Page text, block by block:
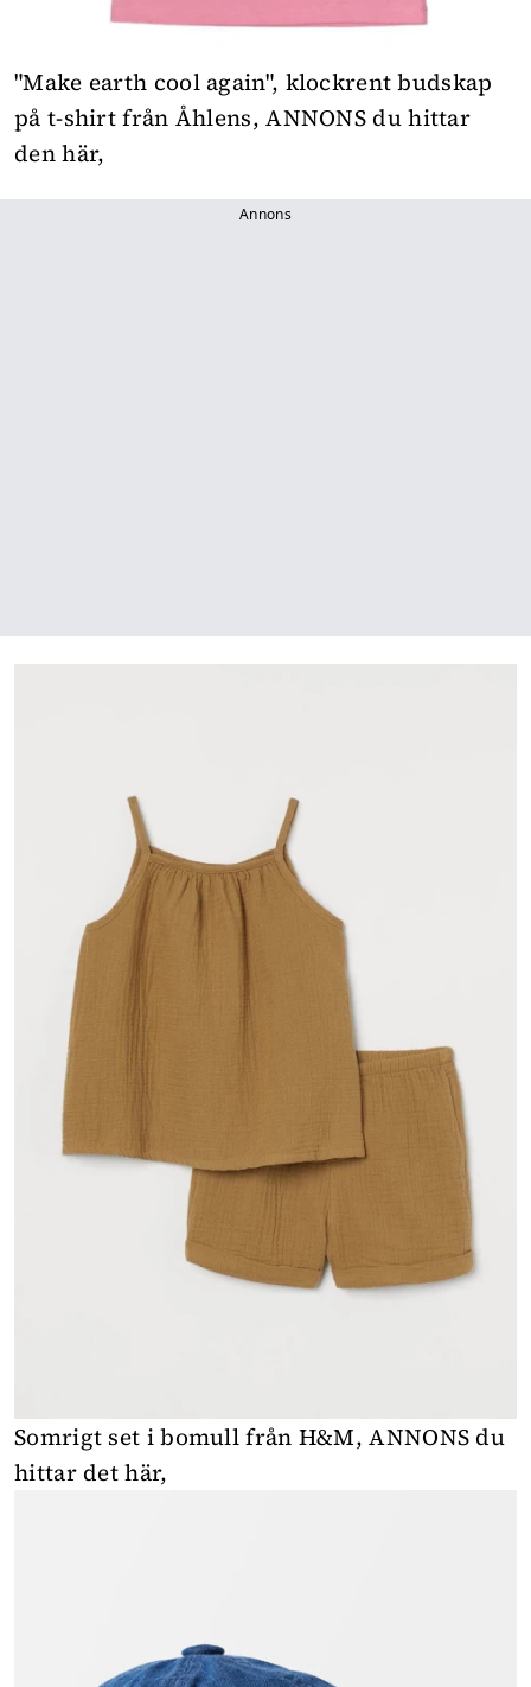
"Make earth cool again", klockrent budskap
på t-shirt från Åhlens,ANNONS du hittar
den här,
Annons
Somrigt set i bomull från H&M,ANNONS du
hittar det här,